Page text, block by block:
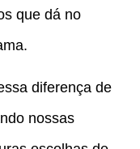
que dá no
diferença de
nossas